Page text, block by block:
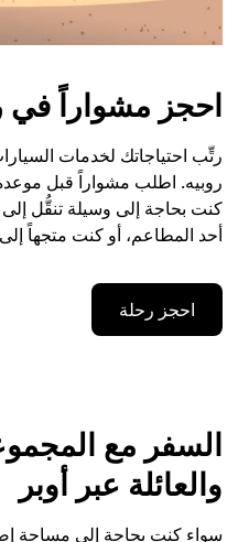
احجز مشواراً في
رتِّب احتياجاتك لخدمات
كنت بحاجة إلى وسيلة تنقُّل
أحد المطاعم، أو كنت متجهاً
احجز رحلة
السفر مع
والعائلة عبر أوبر
سواء كنت بحاجة إلى مساحة